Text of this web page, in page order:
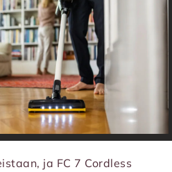
ja FC 7 Cordless